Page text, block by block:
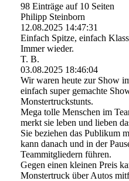
98 Einträge auf 10 Seiten
Philipp Steinborn
12.08.2025 14:47:31
Einfach Spitze, einfach
Immer wieder.
T. B.
03.08.2025 18:46:04
Wir waren heute zur Show
einfach super gemachte
Monstertruckstunts.
Mega tolle Menschen im
merkt sie leben und lieben
Sie beziehen das Publikum
kann danach und in der
Teammitgliedern führen.
Gegen einen kleinen Preis
Monstertruck über Autos